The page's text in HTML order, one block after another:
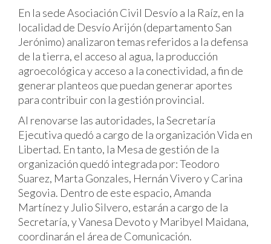
En la sede Asociación Civil Desvío a la Raíz, en la
localidad de Desvío Arijón (departamento San
Jerónimo) analizaron temas referidos a la defensa
de la tierra, el acceso al agua, la producción
agroecológica y acceso a la conectividad, a fin de
generar planteos que puedan generar aportes
para contribuir con la gestión provincial.
Al renovarse las autoridades, la Secretaría
Ejecutiva quedó a cargo de la organización Vida en
Libertad. En tanto, la Mesa de gestión de la
organización quedó integrada por: Teodoro
Suarez, Marta Gonzales, Hernán Vivero y Carina
Segovia. Dentro de este espacio, Amanda
Martínez y Julio Silvero, estarán a cargo de la
Secretaría, y Vanesa Devoto y Maribyel Maidana,
coordinarán el área de Comunicación.